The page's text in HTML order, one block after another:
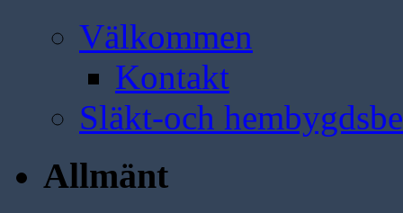
Välkommen
Kontakt
Släkt-och
Allmänt